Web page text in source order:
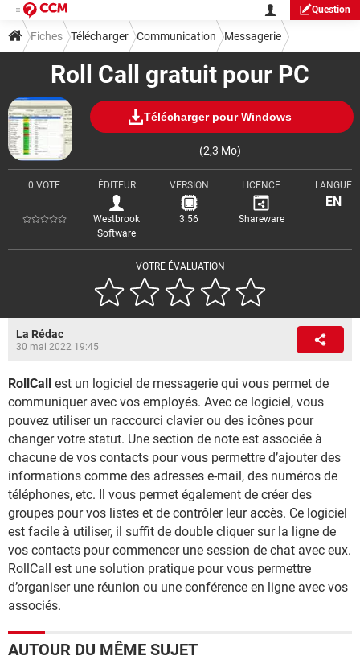
Question
Roll Call gratuit pour PC
Télécharger pour Windows
(2,3 Mo)
VOTRE ÉVALUATION
0 VOTE ÉDITEUR
Westbrook
Software
VERSION
3.56
LICENCE
Shareware
LANGUE
EN
Fiches Télécharger Communication Messagerie
La Rédac
30 mai 2022 19:45
RollCall est un logiciel de messagerie qui vous permet de
communiquer avec vos employés. Avec ce logiciel, vous
pouvez utiliser un raccourci clavier ou des icônes pour
changer votre statut. Une section de note est associée à
chacune de vos contacts pour vous permettre d’ajouter des
informations comme des adresses e-mail, des numéros de
téléphones, etc. Il vous permet également de créer des
groupes pour vos listes et de contrôler leur accès. Ce logiciel
est facile à utiliser, il suffit de double cliquer sur la ligne de
vos contacts pour commencer une session de chat avec eux.
RollCall est une solution pratique pour vous permettre
d’organiser une réunion ou une conférence en ligne avec vos
associés.
AUTOUR DU MÊME SUJET